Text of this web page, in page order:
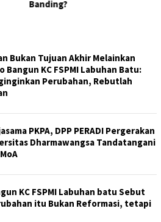
Bukan Tujuan Akhir Melainkan
Bangun KC FSPMI Labuhan Batu:
Perubahan, Rebutlah
PKPA, DPP PERADI Pergerakan
Dharmawangsa Tandatangani
KC FSPMI Labuhan batu Sebut
itu Bukan Reformasi, tetapi